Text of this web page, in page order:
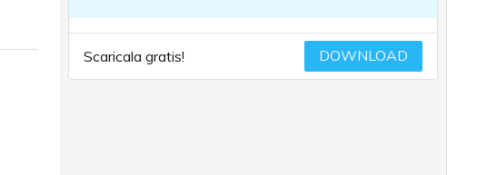
Scaricala gratis! DOWNLOAD